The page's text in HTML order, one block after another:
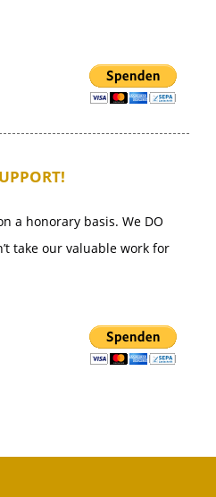
a honorary basis. We DO
take our valuable work for